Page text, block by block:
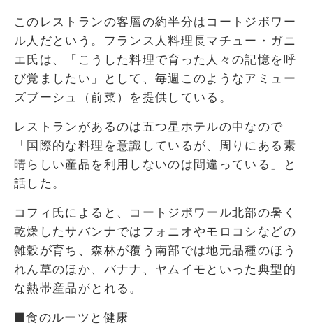
このレストランの客層の約半分はコートジボワー
ル人だという。フランス人料理長マチュー・ガニ
エ氏は、「こうした料理で育った人々の記憶を呼
び覚ましたい」として、毎週このようなアミュー
ズブーシュ（前菜）を提供している。
レストランがあるのは五つ星ホテルの中なので
「国際的な料理を意識しているが、周りにある素
晴らしい産品を利用しないのは間違っている」と
話した。
コフィ氏によると、コートジボワール北部の暑く
乾燥したサバンナではフォニオやモロコシなどの
雑穀が育ち、森林が覆う南部では地元品種のほう
れん草のほか、バナナ、ヤムイモといった典型的
な熱帯産品がとれる。
■食のルーツと健康